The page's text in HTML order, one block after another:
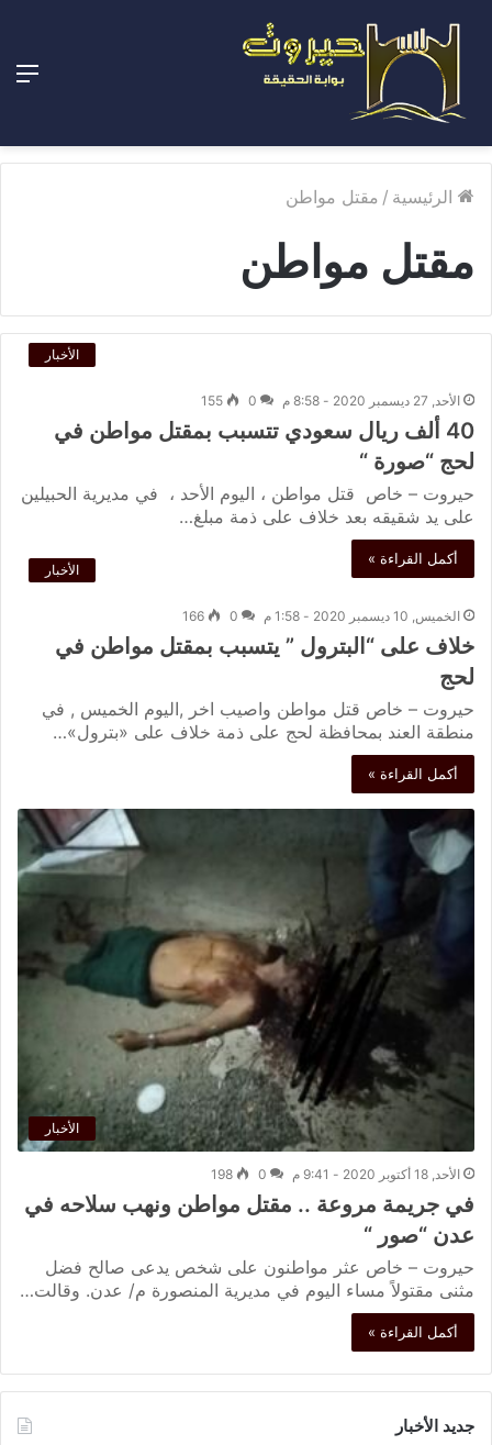
الرئيسية / مقتل مواطن
مقتل مواطن
الأخبار
الأحد, 27 ديسمبر 2020 - 8:58 م 0
155
40 ألف ريال سعودي تتسبب بمقتل مواطن في
لحج “صورة “
حيروت – خاص قتل مواطن ، اليوم الأحد ، في مديرية الحبيلين
على يد شقيقه بعد خلاف على ذمة مبلغ…
أكمل القراءة »
الأخبار
الخميس, 10 ديسمبر 2020 - 1:58 م 0
166
خلاف على “البترول ” يتسبب بمقتل مواطن في
لحج
حيروت – خاص قتل مواطن واصيب اخر ,اليوم الخميس , في
منطقة العند بمحافظة لحج على ذمة خلاف على «بترول»…
أكمل القراءة »
الأخبار
الأحد, 18 أكتوبر 2020 - 9:41 م 0
198
في جريمة مروعة .. مقتل مواطن ونهب سلاحه في
عدن “صور “
حيروت – خاص عثر مواطنون على شخص يدعى صالح فضل
مثنى مقتولاً مساء اليوم في مديرية المنصورة م/ عدن. وقالت…
أكمل القراءة »
جديد الأخبار